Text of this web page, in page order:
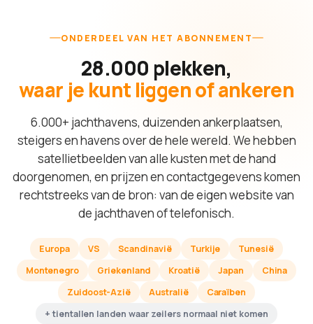
ONDERDEEL VAN HET ABONNEMENT
28.000 plekken,
waar je kunt liggen of ankeren
6.000+ jachthavens, duizenden ankerplaatsen,
steigers en havens over de hele wereld. We hebben
satellietbeelden van alle kusten met de hand
doorgenomen, en prijzen en contactgegevens komen
rechtstreeks van de bron: van de eigen website van
de jachthaven of telefonisch.
Europa VS Scandinavië Turkije
Tunesië
Montenegro
Griekenland Kroatië Japan
China
Zuidoost-Azië
Australië
Caraïben
+ tientallen landen waar zeilers normaal niet komen